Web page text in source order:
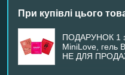
При купівлі цього
ПОДАРУНОК 1 з
MiniLove, гель
НЕ ДЛЯ